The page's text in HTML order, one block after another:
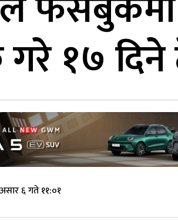
१७ दिने
६ गते ११:०१